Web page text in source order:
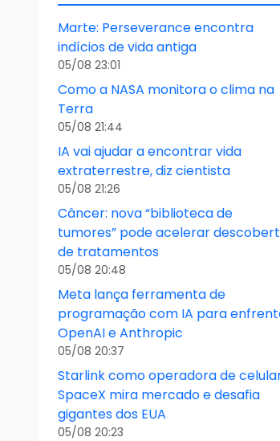
Marte: Perseverance encontra
indícios de vida antiga
05/08 23:01
Como a NASA monitora o clima na
Terra
05/08 21:44
IA vai ajudar a encontrar vida
extraterrestre, diz cientista
05/08 21:26
Câncer: nova “biblioteca de
tumores” pode acelerar
de tratamentos
05/08 20:48
Meta lança ferramenta de
programação com IA para
OpenAI e Anthropic
05/08 20:37
Starlink como operadora de
SpaceX mira mercado e desafia
gigantes dos EUA
05/08 20:23